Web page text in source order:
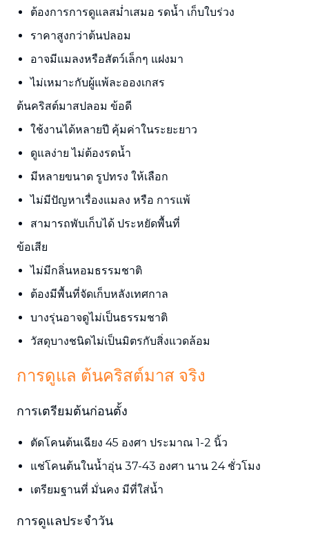
ต้องการการดูแลสม่ำเสมอ รดน้ำ เก็บใบร่วง
ราคาสูงกว่าต้นปลอม
อาจมีแมลงหรือสัตว์เล็กๆ แฝงมา
ไม่เหมาะกับผู้แพ้ละอองเกสร
ต้นคริสต์มาสปลอม ข้อดี
ใช้งานได้หลายปี คุ้มค่าในระยะยาว
ดูแลง่าย ไม่ต้องรดน้ำ
มีหลายขนาด รูปทรง ให้เลือก
ไม่มีปัญหาเรื่องแมลง หรือ การแพ้
สามารถพับเก็บได้ ประหยัดพื้นที่
ข้อเสีย
ไม่มีกลิ่นหอมธรรมชาติ
ต้องมีพื้นที่จัดเก็บหลังเทศกาล
บางรุ่นอาจดูไม่เป็นธรรมชาติ
วัสดุบางชนิดไม่เป็นมิตรกับสิ่งแวดล้อม
การดูแล ต้นคริสต์มาส จริง
การเตรียมต้นก่อนตั้ง
ตัดโคนต้นเฉียง 45 องศา ประมาณ 1-2 นิ้ว
แช่โคนต้นในน้ำอุ่น 37-43 องศา นาน 24 ชั่วโมง
เตรียมฐานที่ มั่นคง มีที่ใส่น้ำ
การดูแลประจำวัน